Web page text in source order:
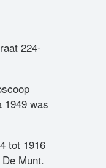
224-
1949 was
tot 1916
Munt.